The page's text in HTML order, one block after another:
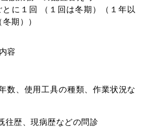
とに１回 （１回は冬期）（１年以
期））
容
数、使用工具の種類、作業状況な
往歴、現病歴などの問診